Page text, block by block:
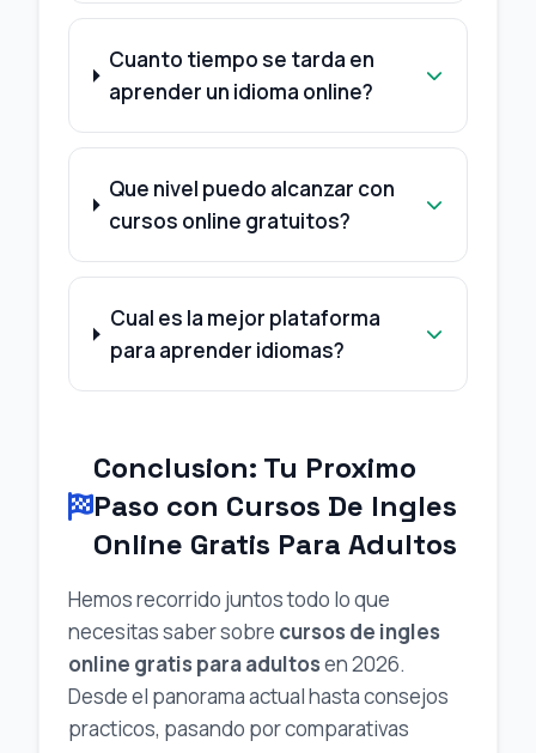
Cuanto tiempo se tarda en
aprender un idioma online?
Que nivel puedo alcanzar con
cursos online gratuitos?
Cual es la mejor plataforma
para aprender idiomas?
Conclusion: Tu Proximo
Paso con Cursos De Ingles
Online Gratis Para Adultos
Hemos recorrido juntos todo lo que
necesitas saber sobre cursos de ingles
online gratis para adultosen 2026.
Desde el panorama actual hasta consejos
practicos, pasando por comparativas